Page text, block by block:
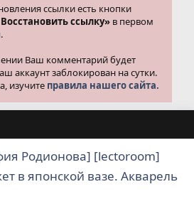
ссылки есть кнопки
ссылку» в первом
Ваш комментарий будет
аккаунт заблокирован на сутки.
изучите правила нашего сайта.
Родионова] [lectoroom]
в японской вазе. Акварель